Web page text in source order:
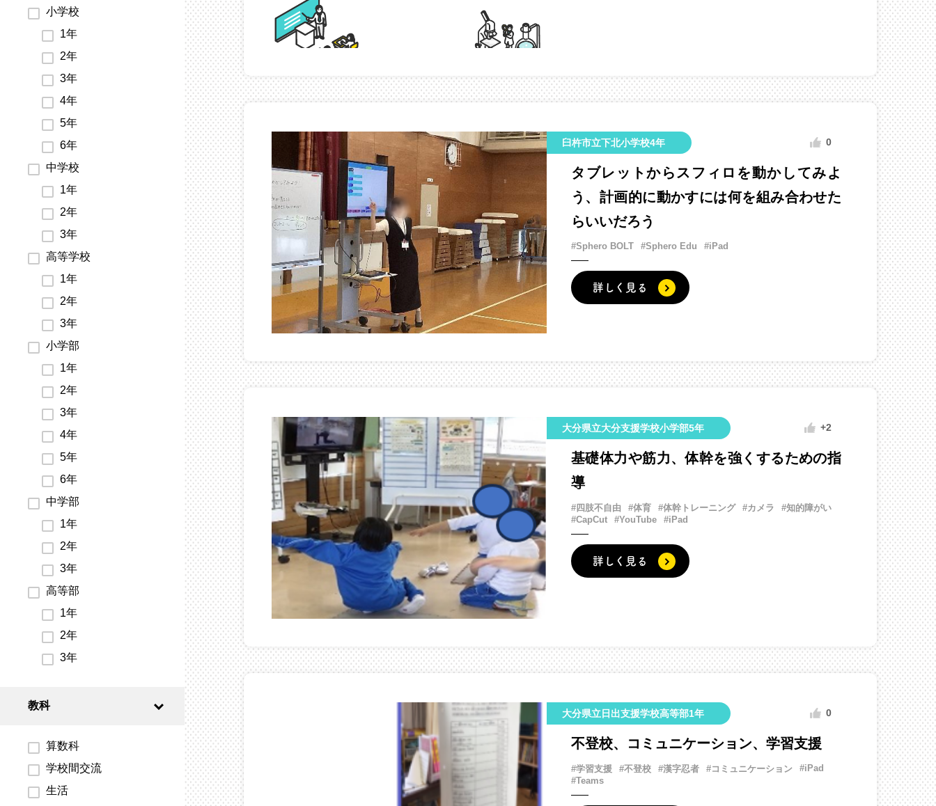
小学校
1年
2年
3年
4年
5年
6年
中学校
1年
2年
3年
高等学校
1年
2年
3年
小学部
1年
2年
3年
4年
5年
6年
中学部
1年
2年
3年
高等部
1年
2年
3年
教科
算数科
学校間交流
生活
臼杵市立下北小学校4年 0
タブレットからスフィロを動かしてみよ
う、計画的に動かすには何を組み合わせた
らいいだろう
#Sphero BOLT #Sphero Edu #iPad
詳しく見る
大分県立大分支援学校小学部5年 +2
基礎体力や筋力、体幹を強くするための指
導
#四肢不自由 #体育 #体幹トレーニング #カメラ
#知的障がい
#CapCut
#YouTube #iPad
詳しく見る
大分県立日出支援学校高等部1年 0
不登校、コミュニケーション、学習支援
#学習支援 #不登校 #漢字忍者 #コミュニケーション
#iPad
#Teams